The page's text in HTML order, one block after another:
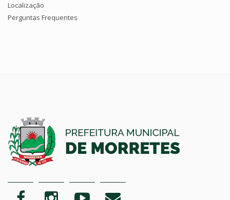
Localização
Perguntas Frequentes